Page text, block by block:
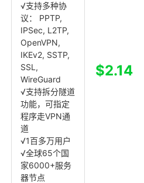
√支持多种协
议： PPTP,
IPSec, L2TP,
OpenVPN,
IKEv2, SSTP,
SSL,
WireGuard
√支持拆分隧道
功能，可指定
程序走VPN通
道
√1百多万用户
√全球65个国
家6000+服务
器节点
$2.14